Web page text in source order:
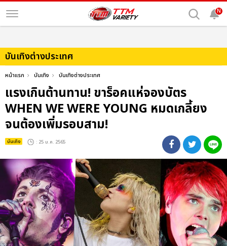
N
บันเทิงต่างประเทศ
หน้าแรก บันเทิง บันเทิงต่างประเทศ
แรงเกินต้านทาน! ขาร็อคแห่จองบัตร
WHEN WE WERE YOUNG หมดเกลี้ยง
จนต้องเพิ่มรอบสาม!
บันเทิง : 25 ม.ค. 2565